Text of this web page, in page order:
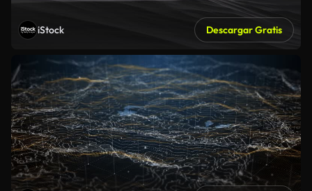
iStock Descargar Gratis